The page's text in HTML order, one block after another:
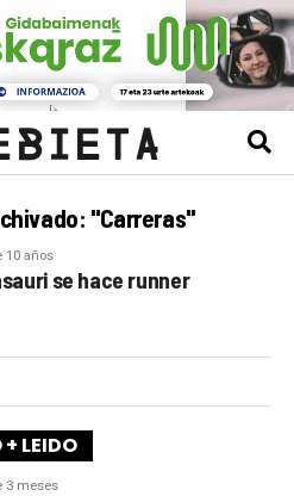
"Carreras"
10 años
se hace runner
+ LEIDO
3 meses